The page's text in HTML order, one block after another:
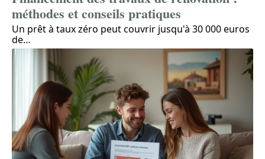
méthodes et conseils pratiques
Un prêt à taux zéro peut couvrir jusqu'à 30 000 euros
de…